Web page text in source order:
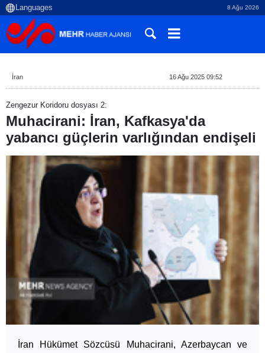
8 Ağu 2026
İran 16 Ağu 2025 09:52
Zengezur Koridoru dosyası 2:
Muhacirani: İran, Kafkasya'da
yabancı güçlerin varlığından endişeli
İran Hükümet Sözcüsü Muhacirani, Azerbaycan ve